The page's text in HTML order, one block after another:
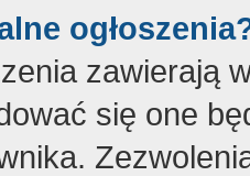
zawierają
się one